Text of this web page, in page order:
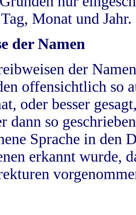
Monat und Jahr.
der Namen
der
offensichtlich so
oder besser
dann so
Sprache in
erkannt wurde,